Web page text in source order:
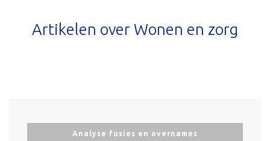
Artikelen over Wonen en zorg
Analyse fusies en overnames